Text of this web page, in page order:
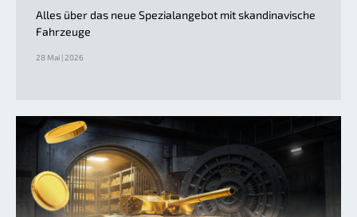
Alles über das neue Spezialangebot mit skandinavische
Fahrzeuge
28 Mai | 2026